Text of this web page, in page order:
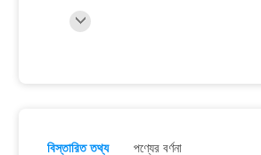
বিস্তারিত তথ্য পণ্যের বর্ণনা